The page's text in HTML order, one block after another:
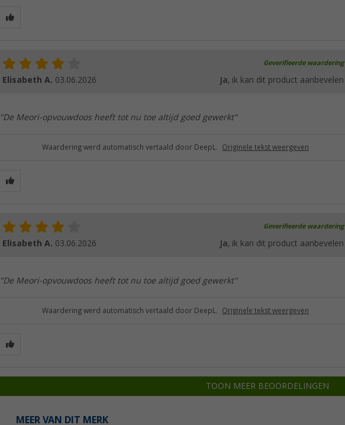
Geverifieerde waardering
Elisabeth A. 03.06.2026 Ja, ik kan dit product aanbevelen
"De Meori-opvouwdoos heeft tot nu toe altijd goed gewerkt"
Waardering werd automatisch vertaald door DeepL. Originele tekst weergeven
Geverifieerde waardering
Elisabeth A. 03.06.2026 Ja, ik kan dit product aanbevelen
"De Meori-opvouwdoos heeft tot nu toe altijd goed gewerkt"
Waardering werd automatisch vertaald door DeepL. Originele tekst weergeven
TOON MEER BEOORDELINGEN
MEER VAN DIT MERK